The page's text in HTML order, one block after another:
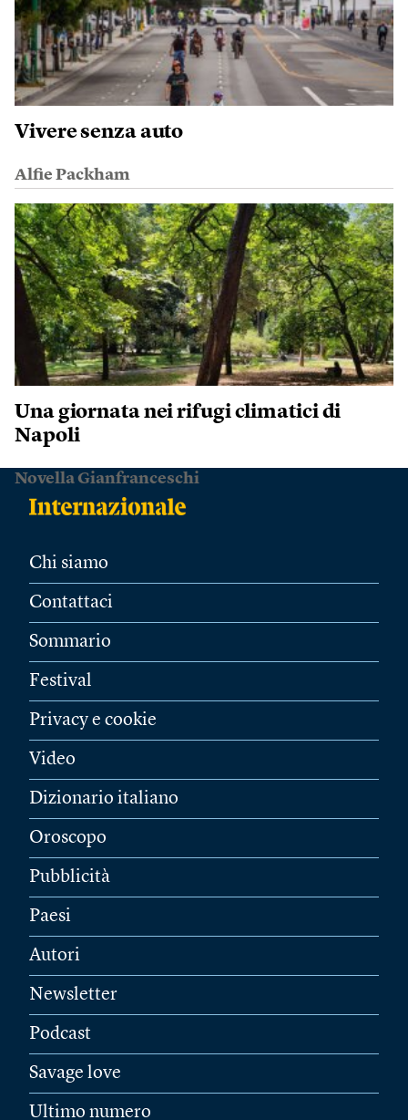
Vivere senza auto
Alfie Packham
Una giornata nei rifugi climatici di
Napoli
Novella Gianfranceschi
Chi siamo
Contattaci
Sommario
Festival
Privacy e cookie
Video
Dizionario italiano
Oroscopo
Pubblicità
Paesi
Autori
Newsletter
Podcast
Savage love
Ultimo numero